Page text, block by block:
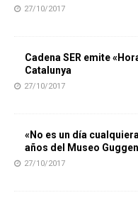
27/10/2017
Cadena SER emite
Catalunya
27/10/2017
«No es un día
años del Museo
27/10/2017